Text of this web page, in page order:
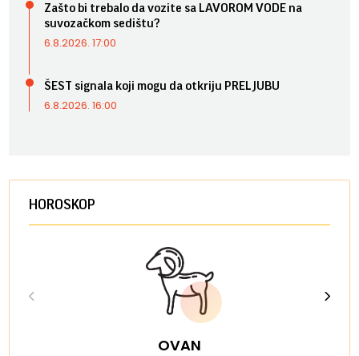
Zašto bi trebalo da vozite sa LAVOROM VODE na
suvozačkom sedištu?
6.8.2026. 17:00
ŠEST signala koji mogu da otkriju PRELJUBU
6.8.2026. 16:00
HOROSKOP
OVAN